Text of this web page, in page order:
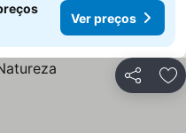
Ver preços
Partilhar